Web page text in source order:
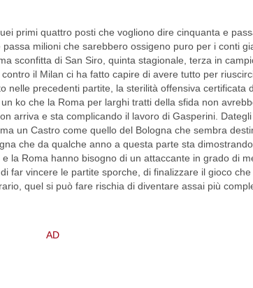
primi quattro posti che vogliono dire cinquanta e
milioni che sarebbero ossigeno puro per i conti
sconfitta di San Siro, quinta stagionale, terza in
il Milan ci ha fatto capire di avere tutto per
nelle precedenti partite, la sterilità offensiva certificata
ko che la Roma per larghi tratti della sfida non
arriva e sta complicando il lavoro di Gasperini. Dategli
un Castro come quello del Bologna che sembra
che da qualche anno a questa parte sta
la Roma hanno bisogno di un attaccante in grado di
far vincere le partite sporche, di finalizzare il gioco che
quel si può fare rischia di diventare assai più